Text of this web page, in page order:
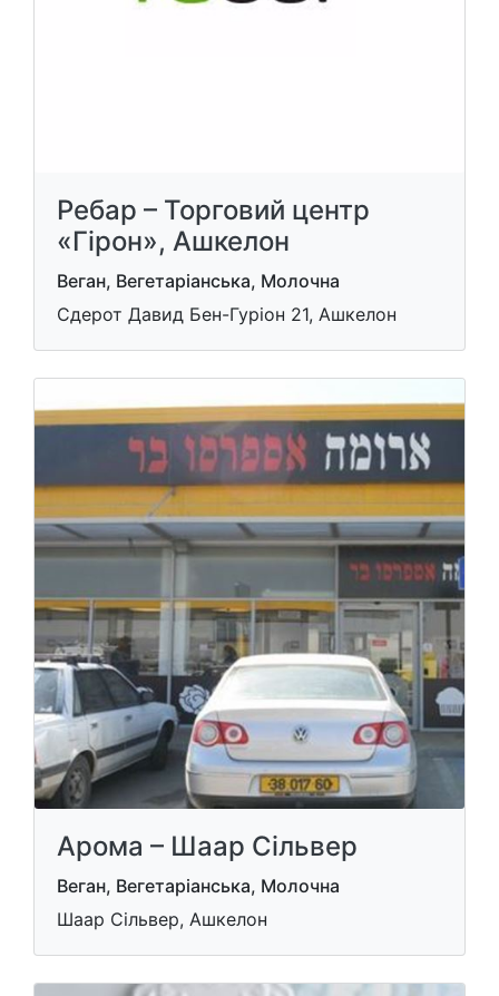
Ребар – Торговий центр
«Гірон», Ашкелон
Веган, Вегетаріанська, Молочна
Сдерот Давид Бен-Гуріон 21, Ашкелон
Арома – Шаар Сільвер
Веган, Вегетаріанська, Молочна
Шаар Сільвер, Ашкелон